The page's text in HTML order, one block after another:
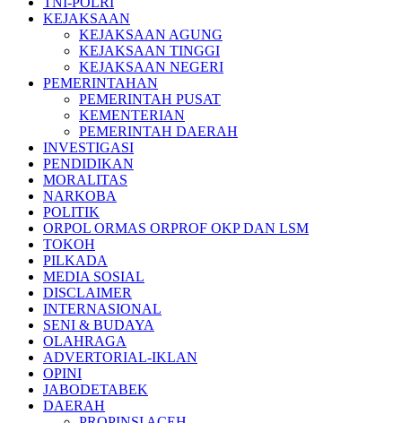
KEJAKSAAN
KEJAKSAAN AGUNG
KEJAKSAAN TINGGI
KEJAKSAAN NEGERI
PEMERINTAHAN
PEMERINTAH PUSAT
KEMENTERIAN
PEMERINTAH DAERAH
INVESTIGASI
PENDIDIKAN
MORALITAS
NARKOBA
POLITIK
ORPOL ORMAS ORPROF OKP DAN LSM
TOKOH
PILKADA
MEDIA SOSIAL
DISCLAIMER
INTERNASIONAL
SENI & BUDAYA
OLAHRAGA
ADVERTORIAL-IKLAN
OPINI
JABODETABEK
DAERAH